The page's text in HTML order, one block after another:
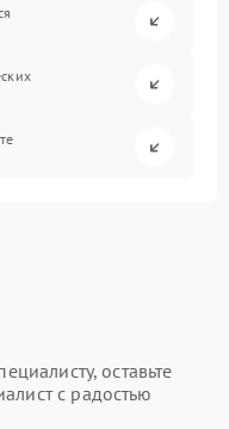
оставьте
с радостью